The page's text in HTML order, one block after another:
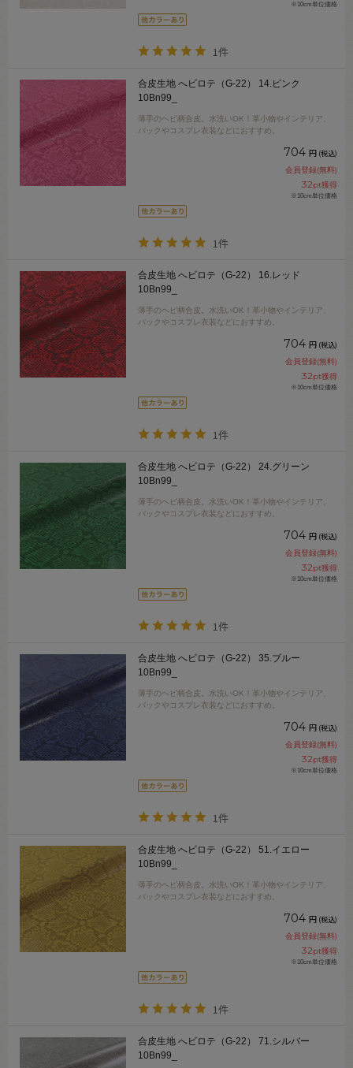
※10cm単位価格
1件
合皮生地 へビロテ（G-22） 14.ピンク
10Bn99_
薄手のヘビ柄合皮。水洗いOK！革小物やインテリア、
バックやコスプレ衣装などにおすすめ。
704 円 (税込)
会員登録(無料)
32pt獲得
※10cm単位価格
1件
合皮生地 へビロテ（G-22） 16.レッド
10Bn99_
薄手のヘビ柄合皮。水洗いOK！革小物やインテリア、
バックやコスプレ衣装などにおすすめ。
704 円 (税込)
会員登録(無料)
32pt獲得
※10cm単位価格
1件
合皮生地 へビロテ（G-22） 24.グリーン
10Bn99_
薄手のヘビ柄合皮。水洗いOK！革小物やインテリア、
バックやコスプレ衣装などにおすすめ。
704 円 (税込)
会員登録(無料)
32pt獲得
※10cm単位価格
1件
合皮生地 へビロテ（G-22） 35.ブルー
10Bn99_
薄手のヘビ柄合皮。水洗いOK！革小物やインテリア、
バックやコスプレ衣装などにおすすめ。
704 円 (税込)
会員登録(無料)
32pt獲得
※10cm単位価格
1件
合皮生地 へビロテ（G-22） 51.イエロー
10Bn99_
薄手のヘビ柄合皮。水洗いOK！革小物やインテリア、
バックやコスプレ衣装などにおすすめ。
704 円 (税込)
会員登録(無料)
32pt獲得
※10cm単位価格
1件
合皮生地 へビロテ（G-22） 71.シルバー
10Bn99_